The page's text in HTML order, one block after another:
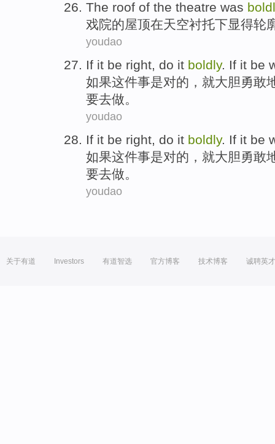
The roof of the theatre was
戏院的屋顶在天空衬托下显得轮
youdao
If it be right, do it boldly. If it be
如果这件事是对的， 就大胆勇敢
要去做。
youdao
If it be right do it boldly. If it be
如果这件事是对的， 就大胆勇敢
要去做。
youdao
关于有道 Investors 有道智选 官方博客 技术博客 诚聘英才